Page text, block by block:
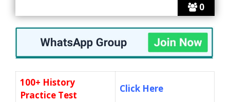
0
100+ History
Practice Test
Click Here